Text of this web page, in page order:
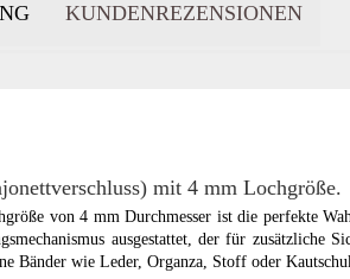
KUNDENREZENSIONEN
mit 4 mm Lochgröße.
von 4 mm Durchmesser ist die perfekte
ausgestattet, der für zusätzliche
Bänder wie Leder, Organza, Stoff oder